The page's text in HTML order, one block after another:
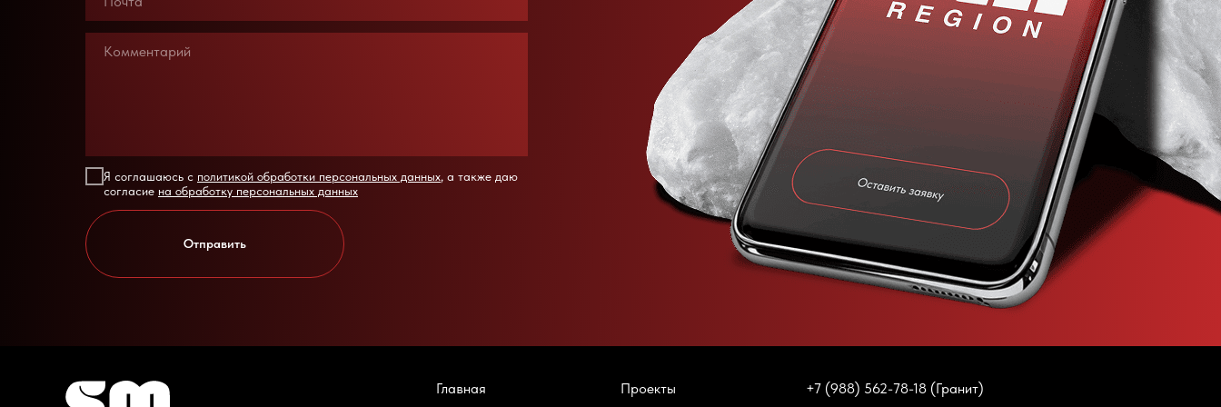
Я соглашаюсь с политикой обработки персональных данных, а также даю
согласие на обработку персональных данных
Отправить
Главная
Проекты
+7 (988) 562-78-18 (Гранит)